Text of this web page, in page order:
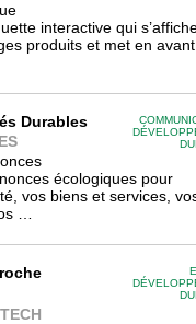
interactive qui
produits et met en
Durables
écologiques pour
vos biens et services,
…